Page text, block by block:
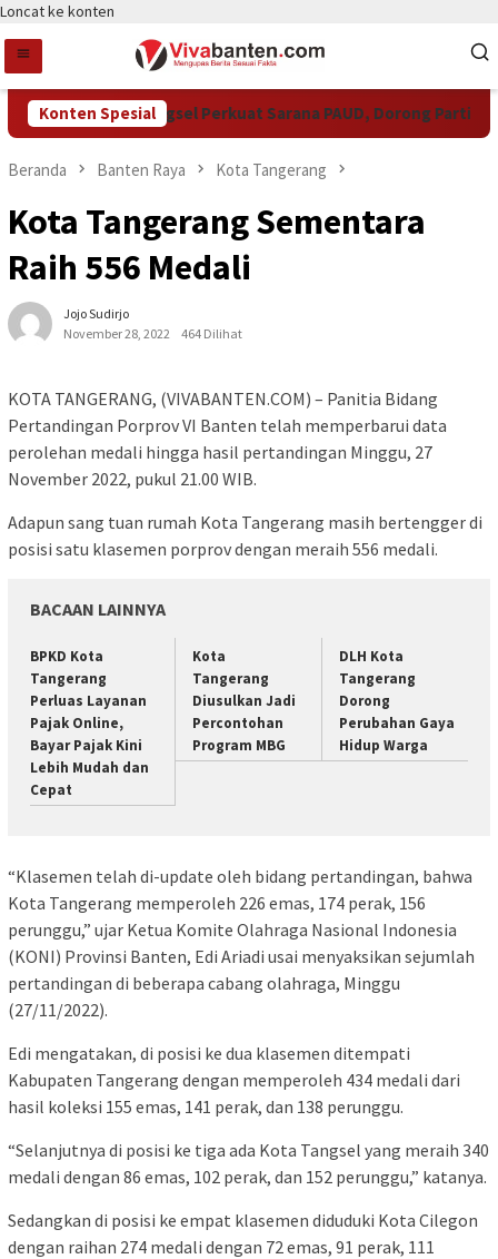
Loncat ke konten
Konten Spesial
Pemkot Tangsel Perkuat Sarana PAUD, Dorong Partisipasi
Beranda Banten Raya Kota Tangerang
Kota Tangerang Sementara
Raih 556 Medali
Jojo Sudirjo
November 28, 2022
464 Dilihat
KOTA TANGERANG, (VIVABANTEN.COM) – Panitia Bidang
Pertandingan Porprov VI Banten telah memperbarui data
perolehan medali hingga hasil pertandingan Minggu, 27
November 2022, pukul 21.00 WIB.
Adapun sang tuan rumah Kota Tangerang masih bertengger di
posisi satu klasemen porprov dengan meraih 556 medali.
BACAAN LAINNYA
BPKD Kota
Tangerang
Perluas Layanan
Pajak Online,
Bayar Pajak Kini
Lebih Mudah dan
Cepat
Kota
Tangerang
Diusulkan Jadi
Percontohan
Program MBG
DLH Kota
Tangerang
Dorong
Perubahan Gaya
Hidup Warga
“Klasemen telah di-update oleh bidang pertandingan, bahwa
Kota Tangerang memperoleh 226 emas, 174 perak, 156
perunggu,” ujar Ketua Komite Olahraga Nasional Indonesia
(KONI) Provinsi Banten, Edi Ariadi usai menyaksikan sejumlah
pertandingan di beberapa cabang olahraga, Minggu
(27/11/2022).
Edi mengatakan, di posisi ke dua klasemen ditempati
Kabupaten Tangerang dengan memperoleh 434 medali dari
hasil koleksi 155 emas, 141 perak, dan 138 perunggu.
“Selanjutnya di posisi ke tiga ada Kota Tangsel yang meraih 340
medali dengan 86 emas, 102 perak, dan 152 perunggu,” katanya.
Sedangkan di posisi ke empat klasemen diduduki Kota Cilegon
dengan raihan 274 medali dengan 72 emas, 91 perak, 111